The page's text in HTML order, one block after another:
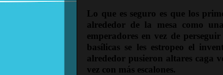
Lo que es seguro es que los
alrededor de la mesa como
emperadores en vez de
basílicas se les estropeo el
alrededor pusieron altares caga
vez con más escalones.